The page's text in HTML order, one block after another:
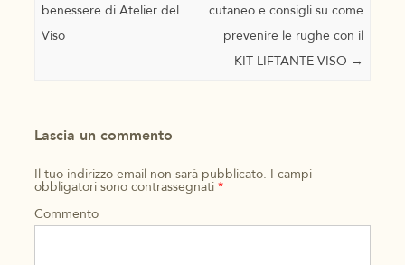
benessere di Atelier del
Viso
cutaneo e consigli su come
prevenire le rughe con il
KIT LIFTANTE VISO →
Lascia un commento
Il tuo indirizzo email non sarà pubblicato. I campi
obbligatori sono contrassegnati *
Commento